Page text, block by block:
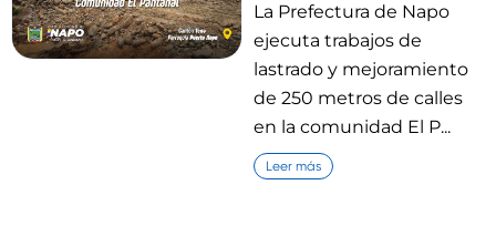
La Prefectura de Napo
ejecuta trabajos de
lastrado y mejoramiento
de 250 metros de calles
en la comunidad El P...
Leer más